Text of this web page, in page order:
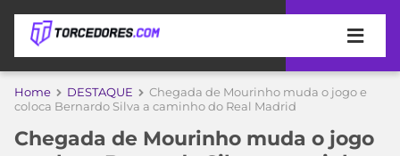
APOSTAS
DE
Home DESTAQUE
Chegada de Mourinho muda o jogo e
coloca Bernardo Silva a caminho do Real Madrid
Chegada de Mourinho muda o jogo